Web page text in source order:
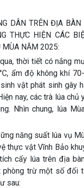
DÂN TRÊN ĐỊA BÀN
THỰC HIỆN CÁC
MÙA NĂM 2025:
thời tiết có nắng
ẩm độ không khí
vật phát sinh gây
nay, các trà lúa chủ
Nhìn chung, lúa
năng suất lúa vụ
thực vật Vĩnh Bảo
cấy lúa trên địa
phòng trừ một số đối
sau: